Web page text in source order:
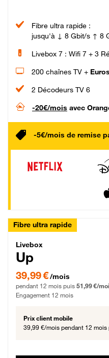
Fibre ultra rapide :
jusqu'à ↓ 8 Gbit/s ↑ 8
Livebox 7 : Wifi 7 + 3
200 chaînes TV +
2 Décodeurs TV 6
-20€/mois avec
-5€/mois de remise
Fibre ultra rapide
Livebox Up Fibre
Livebox
Up
39,99 € par mois pendant 12
39,99 €/mois
pendant 12 mois puis 51,99 €/
Engagement 12 mois
Prix client mobile
39,99 €/mois pendant 12 mois